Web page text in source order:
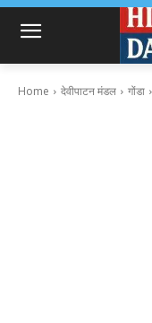
Home देवीपाटन मंडल गोंडा